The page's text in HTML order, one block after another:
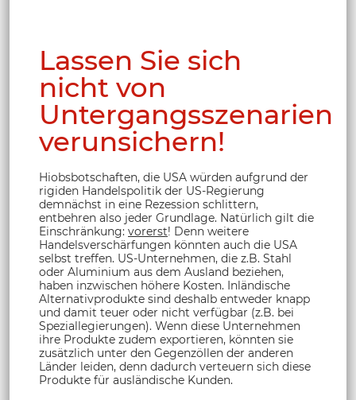
Lassen Sie sich
nicht von
Untergangsszenarien
verunsichern!
Hiobsbotschaften, die USA würden aufgrund der
rigiden Handelspolitik der US-Regierung
demnächst in eine Rezession schlittern,
entbehren also jeder Grundlage. Natürlich gilt die
Einschränkung: vorerst! Denn weitere
Handelsverschärfungen könnten auch die USA
selbst treffen. US-Unternehmen, die z.B. Stahl
oder Aluminium aus dem Ausland beziehen,
haben inzwischen höhere Kosten. Inländische
Alternativprodukte sind deshalb entweder knapp
und damit teuer oder nicht verfügbar (z.B. bei
Speziallegierungen). Wenn diese Unternehmen
ihre Produkte zudem exportieren, könnten sie
zusätzlich unter den Gegenzöllen der anderen
Länder leiden, denn dadurch verteuern sich diese
Produkte für ausländische Kunden.